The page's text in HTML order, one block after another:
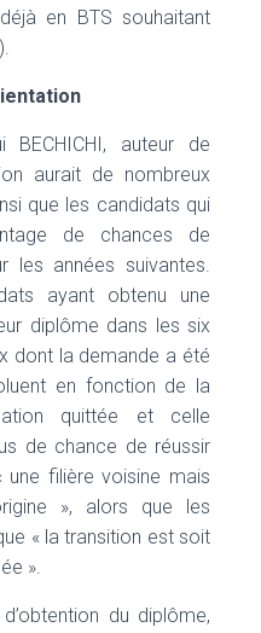
en BTS souhaitant
BECHICHI, auteur de
aurait de nombreux
que les candidats qui
de chances de
les années suivantes.
ayant obtenu une
diplôme dans les six
dont la demande a été
en fonction de la
quittée et celle
de chance de réussir
une filière voisine mais
», alors que les
« la transition est soit
».
du diplôme,